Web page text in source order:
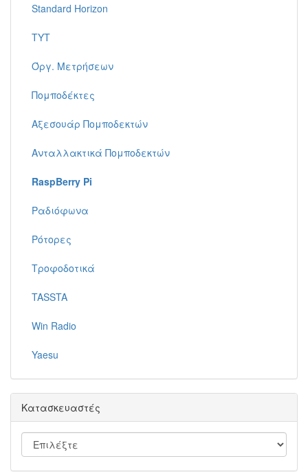
Standard Horizon
TYT
Όργ. Μετρήσεων
Πομποδέκτες
Αξεσουάρ Πομποδεκτών
Ανταλλακτικά Πομποδεκτών
RaspBerry Pi
Ραδιόφωνα
Ρότορες
Τροφοδοτικά
TASSTA
Win Radio
Yaesu
Κατασκευαστές